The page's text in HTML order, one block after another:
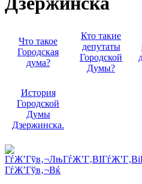
Что такое
Городская
дума?
Кто такие
депутаты
Городской
Думы?
История
Городской
Думы
Дзержинска.